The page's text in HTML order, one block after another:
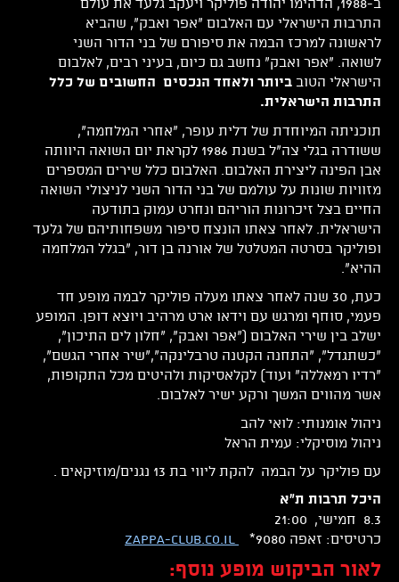
ב-1988, הדהימו יהודה פוליקר ויעקב גלעד את עולם
התרבות הישראלי עם האלבום "אפר ואבק", שהביא
לראשונה למרכז הבמה את סיפורם של בני הדור השני
לשואה. "אפר ואבק" נחשב גם כיום, בעיני רבים, לאלבום
הישראלי הטוב ביותר ולאחד הנכסים החשובים של כלל
התרבות הישראלית.
תוכניתה המיוחדת של דלית עופר, "אחרי המלחמה",
ששודרה בגלי צה"ל בשנת 1986 לקראת יום השואה היוותה
אבן הפינה ליצירת האלבום. האלבום כלל שירים המספרים
מזוויות שונות על עולמם של בני הדור השני לניצולי השואה
החיים בצל זיכרונות הוריהם ונחרט עמוק בתודעה
הישראלית. לאחר צאתו הונצח סיפור משפחותיהם של גלעד
ופוליקר בסרטה המטלטל של אורנה בן דור, "בגלל המלחמה
ההיא".
כעת, 30 שנה לאחר צאתו מעלה פוליקר לבמה מופע חד
פעמי, סוחף ומרגש עם וידאו ארט מרהיב ויוצא דופן. המופע
ישלב בין שירי האלבום ("אפר ואבק", "חלון לים התיכון",
"כשתגדל", "התחנה הקטנה טרבלינקה","שיר אחרי הגשם",
"רדיו רמאללה" ועוד) לקלאסיקות ולהיטים מכל התקופות,
אשר מהווים המשך ורקע ישיר לאלבום.
ניהול אומנותי: לואי להב
ניהול מוסיקלי: עמית הראל
עם פוליקר על הבמה להקת ליווי בת 13 נגנים/מוזיקאים .
היכל תרבות ת"א
8.3 חמישי, 21:00
כרטיסים: זאפה 9080*
לאור הביקוש מופע נוסף: